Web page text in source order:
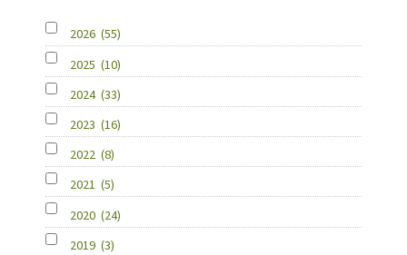
2026 (55)
2025 (10)
2024 (33)
2023 (16)
2022 (8)
2021 (5)
2020 (24)
2019 (3)